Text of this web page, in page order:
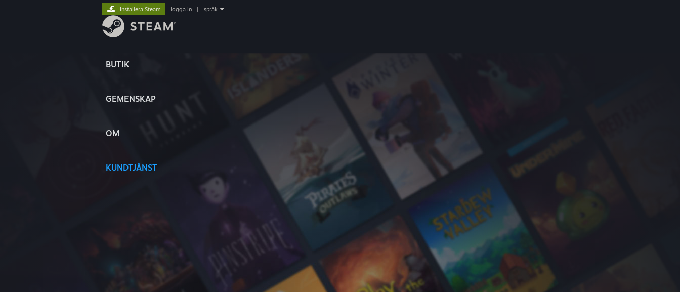
BUTIK
GEMENSKAP
OM
KUNDTJÄNST
Installera Steam logga in språk